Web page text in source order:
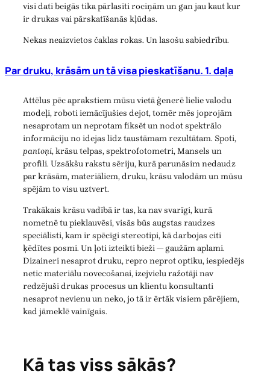
visi dati beigās tika pārlasīti rociņām un gan jau kaut kur
ir drukas vai pārskatīšanās kļūdas.
Nekas neaizvietos čaklas rokas. Un lasošu sabiedrību.
Par druku, krāsām un tā visa pieskatīšanu. 1. daļa
Attēlus pēc aprakstiem mūsu vietā ģenerē lielie valodu
modeļi, roboti iemācījušies dejot, tomēr mēs joprojām
nesaprotam un neprotam fiksēt un nodot spektrālo
informāciju no idejas līdz taustāmam rezultātam. Spoti,
pantoņi, krāsu telpas, spektrofotometri, Mansels un
profili. Uzsākšu rakstu sēriju, kurā parunāsim nedaudz
par krāsām, materiāliem, druku, krāsu valodām un mūsu
spējām to visu uztvert.
Trakākais krāsu vadībā ir tas, ka nav svarīgi, kurā
nometnē tu pieklauvēsi, visās būs augstas raudzes
speciālisti, kam ir spēcīgi stereotipi, kā darbojas citi
ķēdītes posmi. Un ļoti izteikti bieži — gaužām aplami.
Dizaineri nesaprot druku, repro neprot optiku, iespiedējs
netic materiālu novecošanai, izejvielu ražotāji nav
redzējuši drukas procesus un klientu konsultanti
nesaprot nevienu un neko, jo tā ir ērtāk visiem pārējiem,
kad jāmeklē vainīgais.
Kā tas viss sākās?